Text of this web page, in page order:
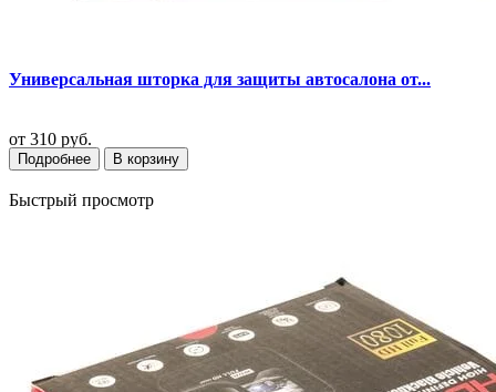
Универсальная шторка для защиты автосалона от...
от 310 руб.
Подробнее В корзину
Быстрый просмотр